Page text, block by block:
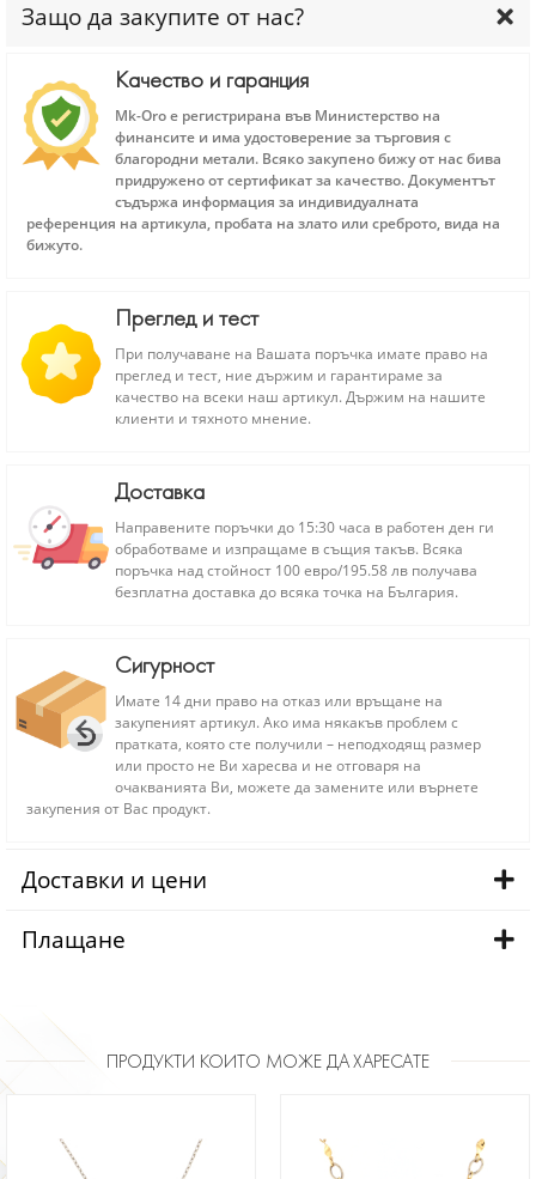
Защо да закупите от нас?
Качество и гаранция
Mk-Oro е регистрирана във Министерство на
финансите и има удостоверение за търговия с
благородни метали. Всяко закупено бижу от нас бива
придружено от сертификат за качество. Документът
съдържа информация за индивидуалната
референция на артикула, пробата на злато или среброто, вида на
бижуто.
Преглед и тест
При получаване на Вашата поръчка имате право на
преглед и тест, ние държим и гарантираме за
качество на всеки наш артикул. Държим на нашите
клиенти и тяхното мнение.
Доставка
Направените поръчки до 15:30 часа в работен ден ги
обработваме и изпращаме в същия такъв. Всяка
поръчка над стойност 100 евро/195.58 лв получава
безплатна доставка до всяка точка на България.
Сигурност
Имате 14 дни право на отказ или връщане на
закупеният артикул. Ако има някакъв проблем с
пратката, която сте получили – неподходящ размер
или просто не Ви харесва и не отговаря на
очакванията Ви, можете да замените или върнете
закупения от Вас продукт.
Доставки и цени
Плащане
ПРОДУКТИ КОИТО МОЖЕ ДА ХАРЕСАТЕ